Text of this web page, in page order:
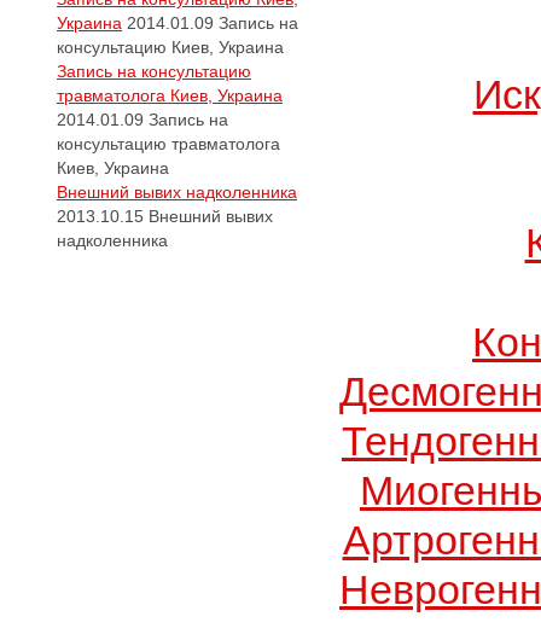
Украина 2014.01.09 Запись на
консультацию Киев, Украина
Запись на консультацию
травматолога Киев, Украина
2014.01.09 Запись на
консультацию травматолога
Киев, Украина
Внешний вывих надколенника
2013.10.15 Внешний вывих
надколенника